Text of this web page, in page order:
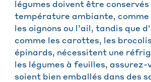
légumes doivent être conservés
température ambiante, comme
les oignons ou l’ail, tandis que
comme les carottes, les
épinards, nécessitent une
les légumes à feuilles, assurez-
soient bien emballés dans des